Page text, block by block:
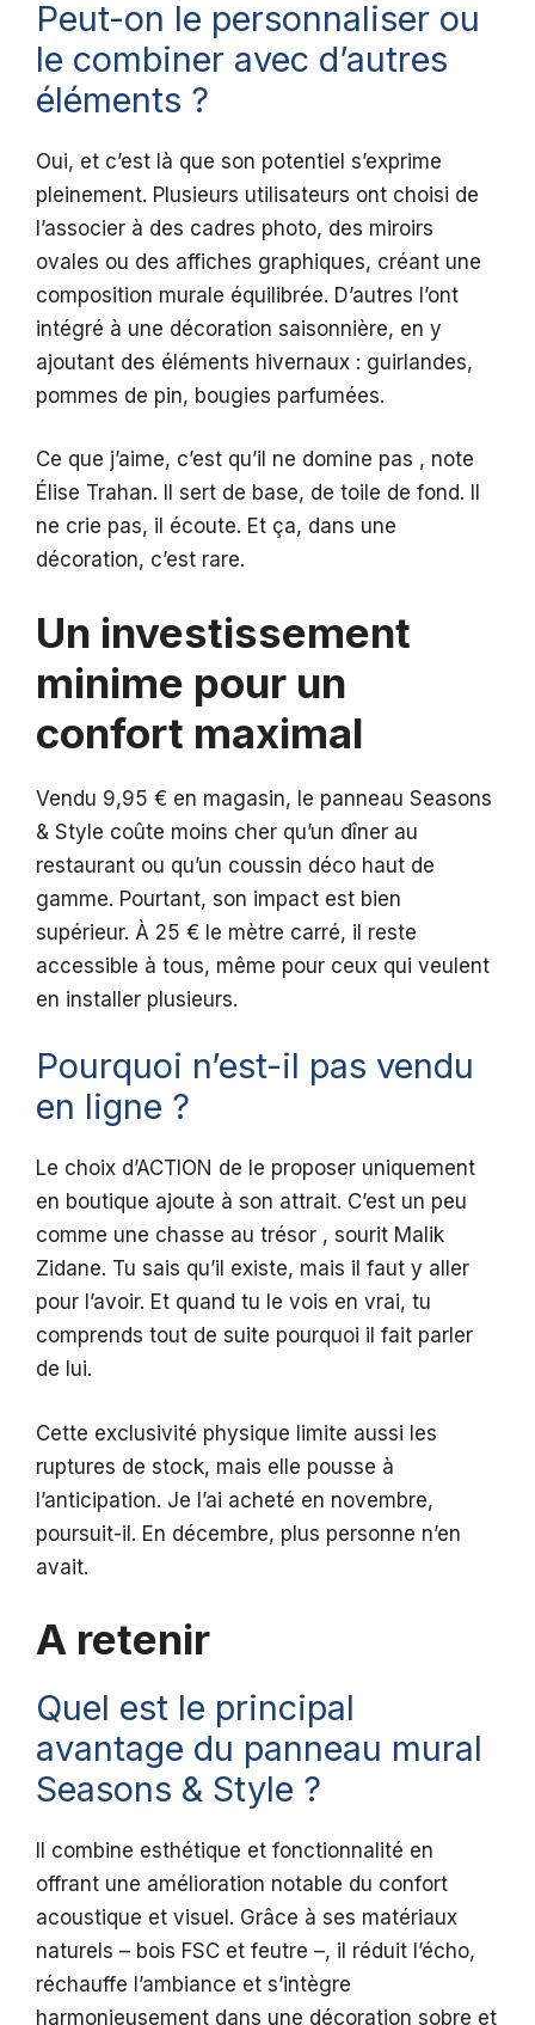
Peut-on le personnaliser ou
le combiner avec d’autres
éléments ?
Oui, et c’est là que son potentiel s’exprime
pleinement. Plusieurs utilisateurs ont choisi de
l’associer à des cadres photo, des miroirs
ovales ou des affiches graphiques, créant une
composition murale équilibrée. D’autres l’ont
intégré à une décoration saisonnière, en y
ajoutant des éléments hivernaux : guirlandes,
pommes de pin, bougies parfumées.
Ce que j’aime, c’est qu’il ne domine pas , note
Élise Trahan. Il sert de base, de toile de fond. Il
ne crie pas, il écoute. Et ça, dans une
décoration, c’est rare.
Un investissement
minime pour un
confort maximal
Vendu 9,95 € en magasin, le panneau Seasons
& Style coûte moins cher qu’un dîner au
restaurant ou qu’un coussin déco haut de
gamme. Pourtant, son impact est bien
supérieur. À 25 € le mètre carré, il reste
accessible à tous, même pour ceux qui veulent
en installer plusieurs.
Pourquoi n’est-il pas vendu
en ligne ?
Le choix d’ACTION de le proposer uniquement
en boutique ajoute à son attrait. C’est un peu
comme une chasse au trésor , sourit Malik
Zidane. Tu sais qu’il existe, mais il faut y aller
pour l’avoir. Et quand tu le vois en vrai, tu
comprends tout de suite pourquoi il fait parler
de lui.
Cette exclusivité physique limite aussi les
ruptures de stock, mais elle pousse à
l’anticipation. Je l’ai acheté en novembre,
poursuit-il. En décembre, plus personne n’en
avait.
A retenir
Quel est le principal
avantage du panneau mural
Seasons & Style ?
Il combine esthétique et fonctionnalité en
offrant une amélioration notable du confort
acoustique et visuel. Grâce à ses matériaux
naturels – bois FSC et feutre –, il réduit l’écho,
réchauffe l’ambiance et s’intègre
harmonieusement dans une décoration sobre et